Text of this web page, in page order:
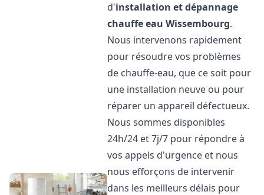
d'installation et dépannage
chauffe eau Wissembourg.
Nous intervenons rapidement
pour résoudre vos problèmes
de chauffe-eau, que ce soit pour
une installation neuve ou pour
réparer un appareil défectueux.
Nous sommes disponibles
24h/24 et 7j/7 pour répondre à
vos appels d'urgence et nous
nous efforçons de intervenir
dans les meilleurs délais pour